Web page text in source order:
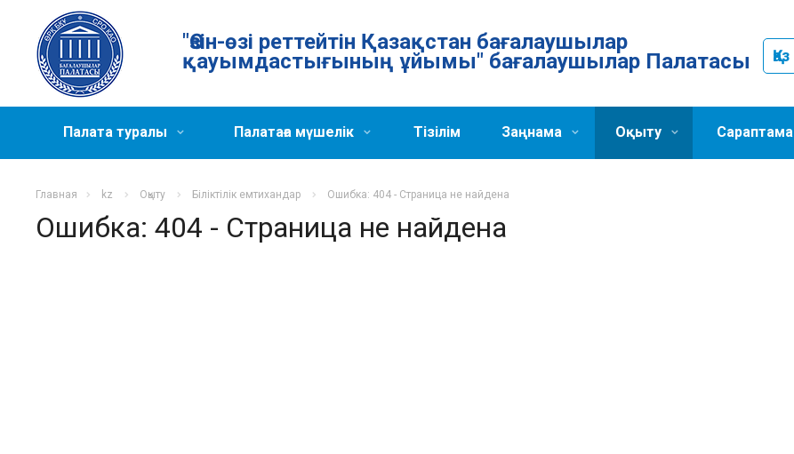
"Өзін-өзі реттейтін Қазақстан бағалаушылар
қауымдастығының ұйымы" бағалаушылар Палатасы Қаз
Палата туралы Палатаға мүшелік Тізілім Заңнама Оқыту Сараптама
Главная kz Оқыту Біліктілік емтихандар Ошибка: 404 - Страница не найдена
Ошибка: 404 - Страница не найдена